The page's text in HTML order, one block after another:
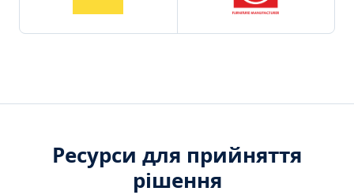
Ресурси для прийняття
рішення